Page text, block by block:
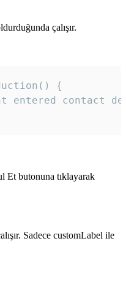
çalışır.
{
entered contact
Et butonuna tıklayarak
Sadece customLabel ile